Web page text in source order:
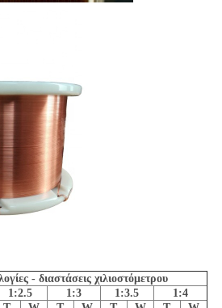
- διαστάσεις χιλιοστόμετρου
1:2.5 1:3 1:3.5
1:4